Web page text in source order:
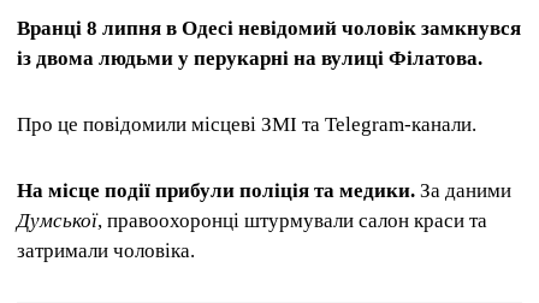
Вранці 8 липня в Одесі невідомий чоловік замкнувся
із двома людьми у перукарні на вулиці Філатова.
Про це повідомили місцеві ЗМІ та Telegram-канали.
На місце події прибули поліція та медики. За даними
Думської, правоохоронці штурмували салон краси та
затримали чоловіка.